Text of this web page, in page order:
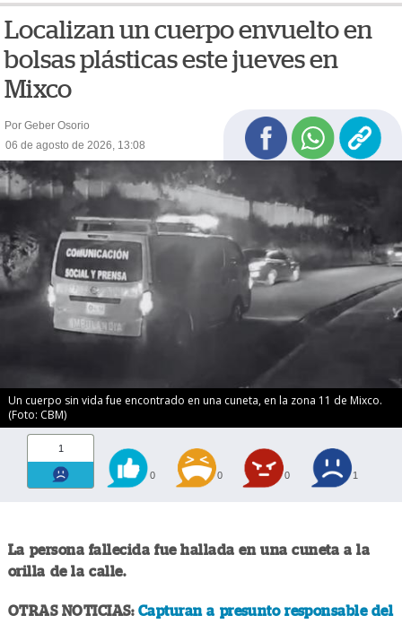
Localizan un cuerpo envuelto en
bolsas plásticas este jueves en
Mixco
Por Geber Osorio
06 de agosto de 2026, 13:08
Un cuerpo sin vida fue encontrado en una cuneta, en la zona 11 de Mixco.
(Foto: CBM)
1
0 0 0 1
La persona fallecida fue hallada en una cuneta a la
orilla de la calle.
OTRAS NOTICIAS: Capturan a presunto responsable del